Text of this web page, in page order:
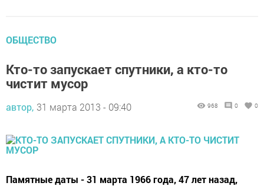
ОБЩЕСТВО
Кто-то запускает спутники, а кто-то
чистит мусор
автор, 31 марта 2013 - 09:40 968 0 0
Памятные даты - 31 марта 1966 года, 47 лет назад,